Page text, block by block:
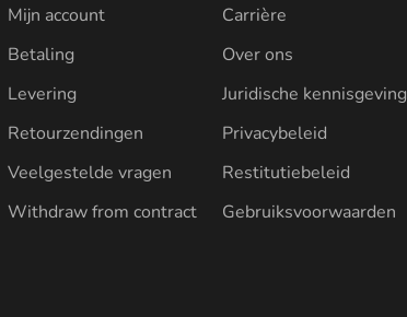
Mijn account
Betaling
Levering
Retourzendingen
Veelgestelde vragen
Withdraw from contract
Carrière
Over ons
Juridische kennisgeving
Privacybeleid
Restitutiebeleid
Gebruiksvoorwaarden